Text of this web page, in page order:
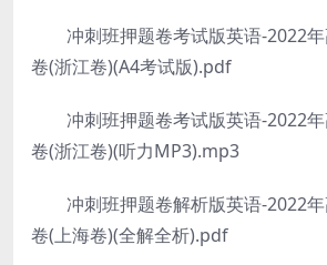
冲刺班押题卷考试版英语-2022年
卷(浙江卷)(A4考试版).pdf
冲刺班押题卷考试版英语-2022年
卷(浙江卷)(听力MP3).mp3
冲刺班押题卷解析版英语-2022年
卷(上海卷)(全解全析).pdf